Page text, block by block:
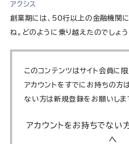
アクシス
創業期には、50行以上の金融機関
ね。どのように乗り越えたのでしょう
このコンテンツはサイト会員に
アカウントをすでにお持ちの方
ない方は新規登録をお願いしま
アカウントをお持ちでない
へ